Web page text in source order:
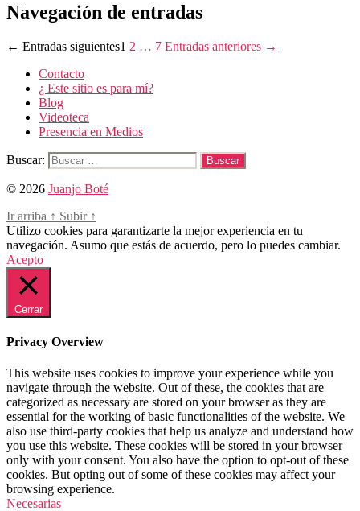
Navegación de entradas
← Entradas siguientes1 2 … 7 Entradas anteriores →
Contacto
¿ Este sitio es para mí?
Blog
Videoteca
Presencia en Medios
Buscar:
© 2026 Juanjo Boté
Ir arriba ↑ Subir ↑
Utilizo cookies para garantizarte la mejor experiencia en tu
navegación. Asumo que estás de acuerdo, pero lo puedes cambiar.
Acepto
Cerrar
Privacy Overview
This website uses cookies to improve your experience while you
navigate through the website. Out of these, the cookies that are
categorized as necessary are stored on your browser as they are
essential for the working of basic functionalities of the website. We
also use third-party cookies that help us analyze and understand how
you use this website. These cookies will be stored in your browser
only with your consent. You also have the option to opt-out of these
cookies. But opting out of some of these cookies may affect your
browsing experience.
Necesarias